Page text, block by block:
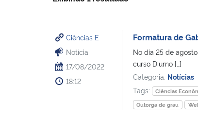
Ciências E
Notícia
17/08/2022
18:12
Formatura de
No dia 25 de
curso Diurno […]
Categoria: Notícias
Tags:
Ciências
Outorga de grau